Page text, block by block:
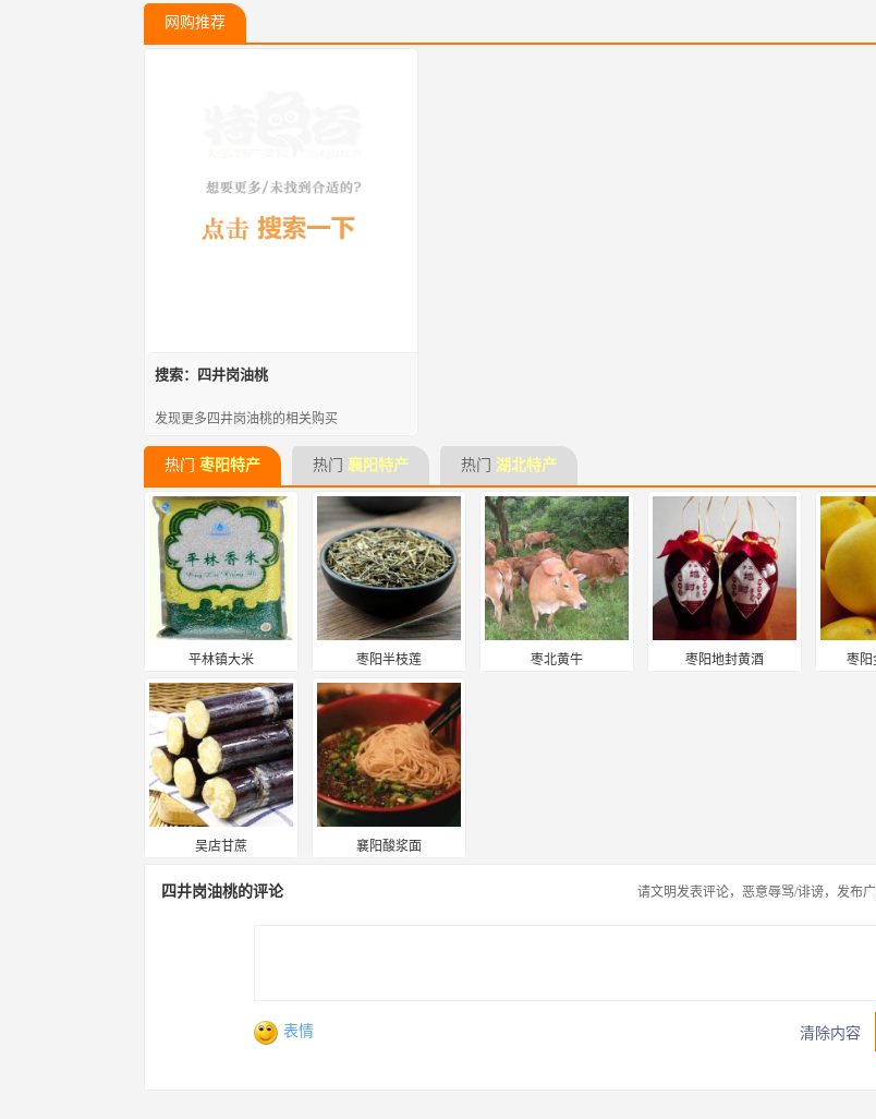
网购推荐
搜索：四井岗油桃
发现更多四井岗油桃的相关购买
热门 枣阳特产 热门 襄阳特产 热门 湖北特产
平林镇大米 枣阳半枝莲 枣北黄牛 枣阳地封黄酒 枣阳
吴店甘蔗 襄阳酸浆面
四井岗油桃的评论 请文明发表评论，恶意辱骂/诽谤，发布广
清除内容
表情